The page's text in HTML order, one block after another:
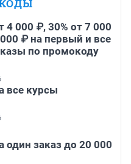
4 000 ₽, 30% от 7 000
₽ на первый и все
по промокоду
все курсы
один заказ до 20 000